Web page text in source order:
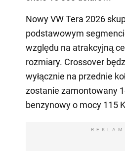
Nowy VW Tera 2026
podstawowym
względu na atrakcyjną
rozmiary. Crossover
wyłącznie na przednie
zostanie zamontowany
benzynowy o mocy 115